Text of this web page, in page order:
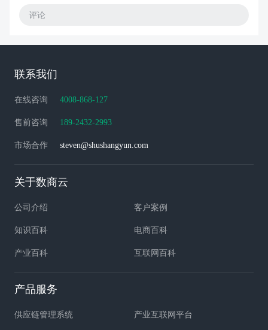
评论
联系我们
在线咨询 4008-868-127
售前咨询 189-2432-2993
市场合作 steven@shushangyun.com
关于数商云
公司介绍 客户案例
知识百科 电商百科
产业百科 互联网百科
产品服务
供应链管理系统 产业互联网平台